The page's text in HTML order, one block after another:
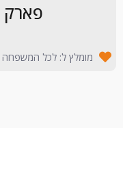
פארק
מומלץ ל: לכל המשפחה